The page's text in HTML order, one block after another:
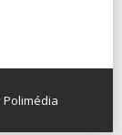
Polimédia